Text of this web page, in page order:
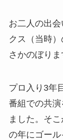
お二人の出
クス（当時
さかのぼりま
プロ入り3年
番組での共
ました。そ
の年にゴール